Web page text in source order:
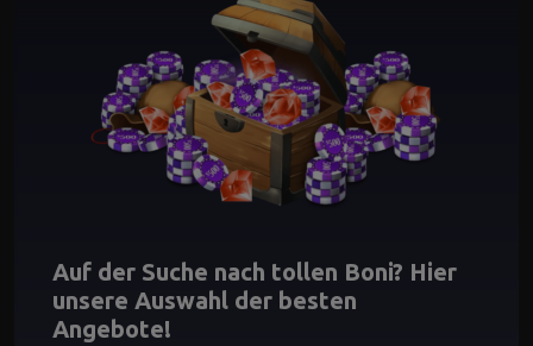
Auf der Suche nach tollen Boni? Hier
unsere Auswahl der besten
Angebote!